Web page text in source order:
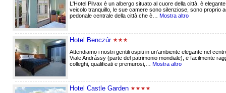
L'Hotel Pilvax è un albergo situato al cuore della città, è
veicolo tranquillo, le sue camere sono silenziose, sono proprio
pedonale centrale della città che è… Mostra altro
Hotel Benczúr
Attendiamo i nostri gentili ospiti in un'ambiente elegante nel
Viale Andrássy (parte del patrimonio mondiale), ė facilmente
colleghi, qualificati e premurosi,… Mostra altro
Hotel Castle Garden